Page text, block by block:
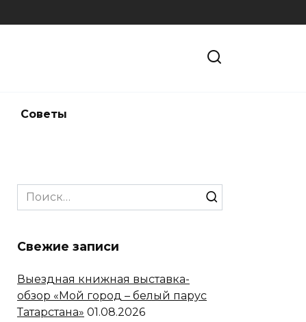
Советы
Search
for:
Свежие записи
Выездная книжная выставка-
обзор «Мой город – белый парус
Татарстана» 01.08.2026